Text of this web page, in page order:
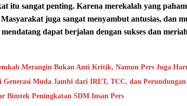
itu sangat penting. Karena merekalah yang
juga sangat menyambut antusias, dan
dapat berjalan dengan sukses dan
Merangin Bukan Anti Kritik, Namun Pers Juga
Generasi Muda Jambi dari IRET, TCC, dan Perundungan
Bimtek Peningkatan SDM Insan Pers